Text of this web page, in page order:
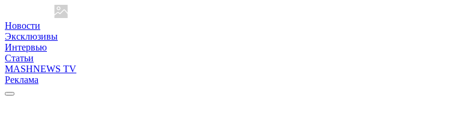
Новости
Эксклюзивы
Интервью
Статьи
MASHNEWS TV
Реклама